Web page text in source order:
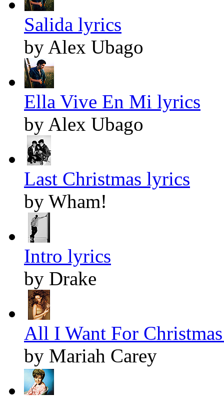
Salida lyrics
by Alex Ubago
Ella Vive En Mi lyrics
by Alex Ubago
Last Christmas lyrics
by Wham!
Intro lyrics
by Drake
All I Want For
by Mariah Carey